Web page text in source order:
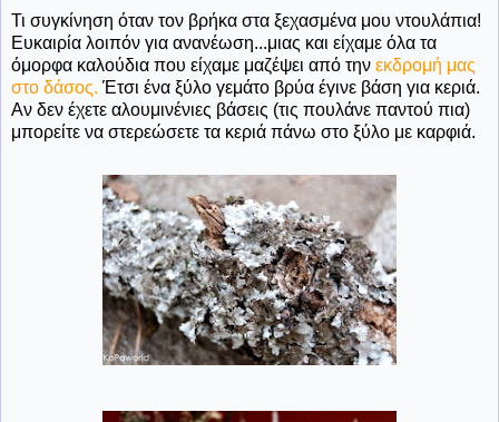
Τι συγκίνηση όταν τον βρήκα στα ξεχασμένα μου ντουλάπια!
Ευκαιρία λοιπόν για ανανέωση...μιας και είχαμε όλα τα
όμορφα καλούδια που είχαμε μαζέψει από την εκδρομή μας
στο δάσος. Έτσι ένα ξύλο γεμάτο βρύα έγινε βάση για κεριά.
Αν δεν έχετε αλουμινένιες βάσεις (τις πουλάνε παντού πια)
μπορείτε να στερεώσετε τα κεριά πάνω στο ξύλο με καρφιά.